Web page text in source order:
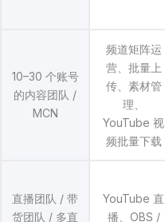
10–30 个账号
的内容团队 /
MCN
频道矩阵运
营、批量上
传、素材管
理、
YouTube 视
频批量下载
直播团队 / 带
货团队 / 多直
YouTube 直
播、OBS /